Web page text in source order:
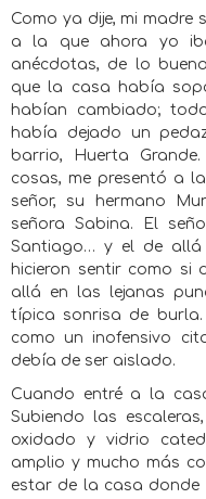
Como ya dije, mi
a la que ahora yo
anécdotas, de lo
que la casa había
habían cambiado;
había dejado un
barrio, Huerta
cosas, me presentó a
señor, su hermano
señora Sabina. El
Santiago… y el de allá
hicieron sentir como si
allá en las lejanas
típica sonrisa de
como un inofensivo
debía de ser aislado.
Cuando entré a la
Subiendo las
oxidado y vidrio
amplio y mucho más
estar de la casa donde